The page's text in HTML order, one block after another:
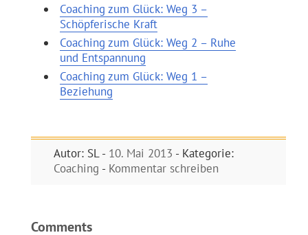
Coaching zum Glück: Weg 3 –
Schöpferische Kraft
Coaching zum Glück: Weg 2 – Ruhe
und Entspannung
Coaching zum Glück: Weg 1 –
Beziehung
Autor: SL - 10. Mai 2013 - Kategorie:
Coaching - Kommentar schreiben
Comments